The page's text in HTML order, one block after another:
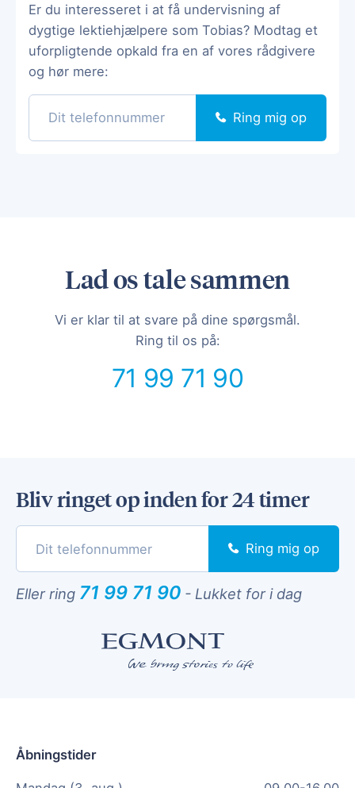
Er du interesseret i at få undervisning af
dygtige lektiehjælpere som Tobias? Modtag et
uforpligtende opkald fra en af vores rådgivere
og hør mere:
Ring mig op
Lad os tale sammen
Vi er klar til at svare på dine spørgsmål.
Ring til os på:
71 99 71 90
Bliv ringet op inden for 24 timer
Ring mig op
Eller ring 71 99 71 90 - Lukket for i dag
Åbningstider